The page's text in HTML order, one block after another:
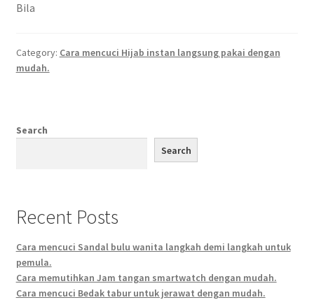
Bila
Category: Cara mencuci Hijab instan langsung pakai dengan
mudah.
Search
Search
Recent Posts
Cara mencuci Sandal bulu wanita langkah demi langkah untuk
pemula.
Cara memutihkan Jam tangan smartwatch dengan mudah.
Cara mencuci Bedak tabur untuk jerawat dengan mudah.